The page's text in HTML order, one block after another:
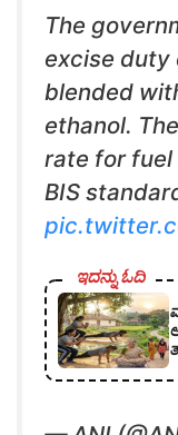
The
excise duty
blended
ethanol.
rate for
BIS
ಇದನ್ನು ಓದಿ